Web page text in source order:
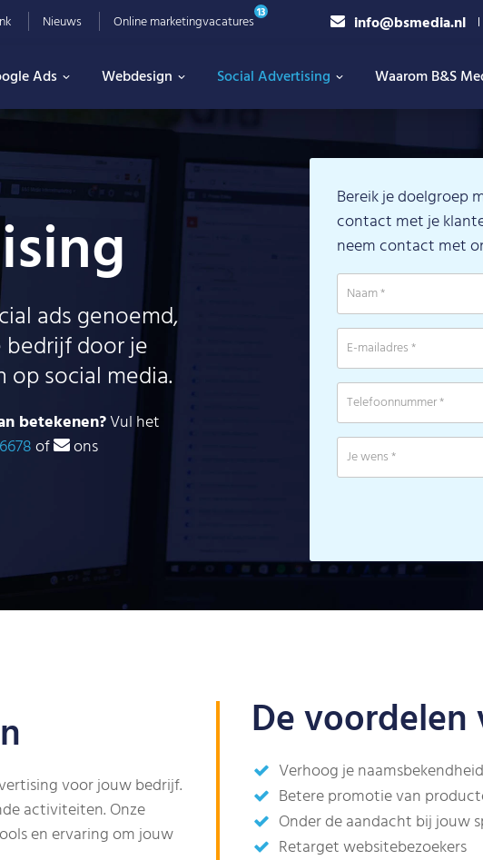
Nieuws Online marketingvacatures13 info@bsmedia.nl
Ads Webdesign Social Advertising Waarom B&S
ads genoemd,
door je
social media.
betekenen?Vul het
of
ons
Bereik je doelgroep
contact met je
neem contact met
voor jouw bedrijf.
activiteiten. Onze
en ervaring om jouw
De voordelen
Verhoog je
Betere promotie van
Onder de aandacht bij jouw
Retarget websitebezoekers